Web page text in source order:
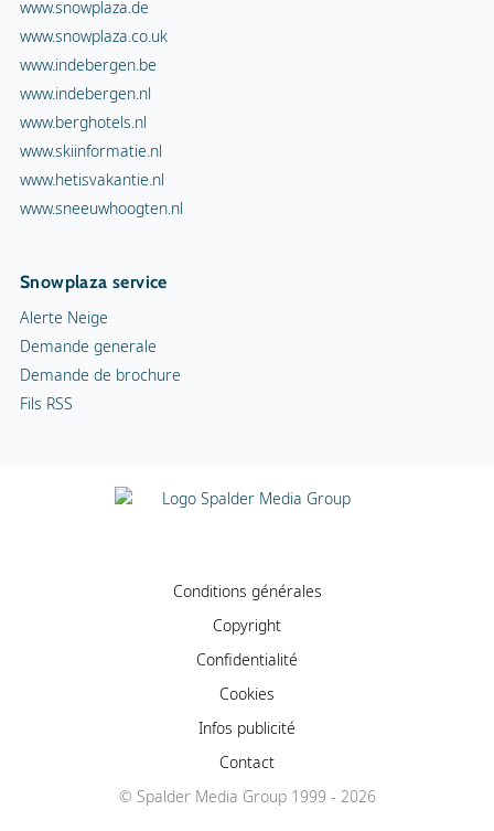
www.snowplaza.de
www.snowplaza.co.uk
www.indebergen.be
www.indebergen.nl
www.berghotels.nl
www.skiinformatie.nl
www.hetisvakantie.nl
www.sneeuwhoogten.nl
Snowplaza service
Alerte Neige
Demande generale
Demande de brochure
Fils RSS
Conditions générales
Copyright
Confidentialité
Cookies
Infos publicité
Contact
© Spalder Media Group 1999 - 2026